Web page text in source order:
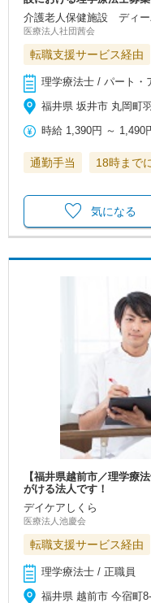
介護老人保健施設 ディー
医療法人社団茜会
転職支援サービス経由
理学療法士 / パート・
福井県 坂井市 丸岡町
時給 1,390円 ～ 1,490
通勤手当 18時まで
気になる
【福井県越前市／理学療
がける法人です！
デイケアしくら
医療法人池慶会
転職支援サービス経由
理学療法士 / 正職員
福井県 越前市 今宿町